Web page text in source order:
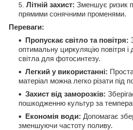
Літній захист: Зменшує ризик
прямими сонячними променями.
Переваги:
Пропускає світло та повітря:
оптимальну циркуляцію повітря і
світла для фотосинтезу.
Легкий у використанні:
матеріал можна легко різати під
Захист від заморозків:
пошкодженню культур за
Економія води: Допомагає
зменшуючи частоту поливу.